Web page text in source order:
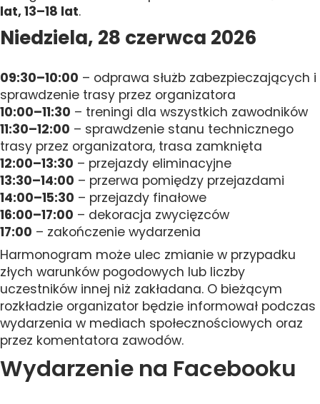
lat, 13–18 lat.
Niedziela, 28 czerwca 2026
09:30–10:00 – odprawa służb zabezpieczających i
sprawdzenie trasy przez organizatora
10:00–11:30 – treningi dla wszystkich zawodników
11:30–12:00 – sprawdzenie stanu technicznego
trasy przez organizatora, trasa zamknięta
12:00–13:30 – przejazdy eliminacyjne
13:30–14:00 – przerwa pomiędzy przejazdami
14:00–15:30 – przejazdy finałowe
16:00–17:00 – dekoracja zwycięzców
17:00 – zakończenie wydarzenia
Harmonogram może ulec zmianie w przypadku
złych warunków pogodowych lub liczby
uczestników innej niż zakładana. O bieżącym
rozkładzie organizator będzie informował podczas
wydarzenia w mediach społecznościowych oraz
przez komentatora zawodów.
Wydarzenie na Facebooku